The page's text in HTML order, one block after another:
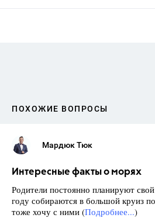
ПОХОЖИЕ ВОПРОСЫ
Мардюк Тюк
Интересные факты о морях
Родители постоянно планируют
году собираются в большой круиз
тоже хочу с ними (Подробнее...)